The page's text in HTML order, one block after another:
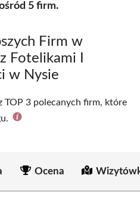
5 firm.
Firm w
Fotelikami I
w Nysie
TOP 3 polecanych firm, które
Ocena